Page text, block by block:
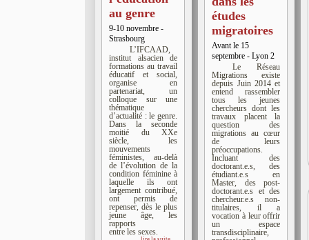
au genre
9-10 novembre -
Strasbourg
L’IFCAAD,
institut alsacien de
formations au travail
éducatif et social,
organise en
partenariat, un
colloque sur une
thématique
d’actualité : le genre.
Dans la seconde
moitié du XXe
siècle, les
mouvements
féministes, au-delà
de l’évolution de la
condition féminine à
laquelle ils ont
largement contribué,
ont permis de
repenser, dès le plus
jeune âge, les
rapports
entre les sexes.
études
migratoires
Avant le 15
septembre - Lyon 2
Le Réseau
Migrations existe
depuis Juin 2014 et
entend rassembler
tous les jeunes
chercheurs dont les
travaux placent la
question des
migrations au cœur
de leurs
préoccupations.
Incluant des
doctorant.e.s, des
étudiant.e.s en
Master, des post-
doctorant.e.s et des
chercheur.e.s non-
titulaires, il a
vocation à leur offrir
un espace
transdisciplinaire,